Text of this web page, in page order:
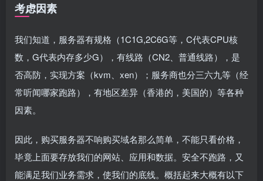
考虑因素
我们知道，服务器有规格（1C1G,2C6G等，C代表CPU核
数，G代表内存多少G），有线路（CN2、普通线路），是
否高防，实现方案（kvm、xen）；服务商也分三六九等（经
常听闻哪家跑路），有地区差异（香港的，美国的）等各种
因素。
因此，购买服务器不响购买域名那么简单，不能只看价格，
毕竟上面要存放我们的网站、应用和数据。安全不跑路，又
能满足我们业务需求，使我们的底线。概括起来大概有以下